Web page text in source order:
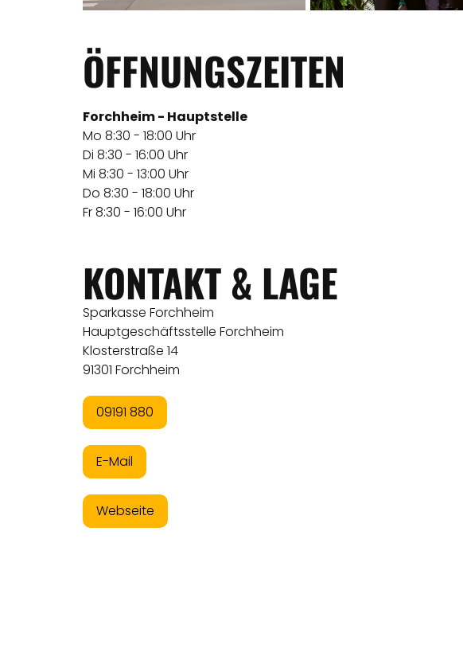
ÖFFNUNGSZEITEN
Forchheim - Hauptstelle
Mo 8:30 - 18:00 Uhr
Di 8:30 - 16:00 Uhr
Mi 8:30 - 13:00 Uhr
Do 8:30 - 18:00 Uhr
Fr 8:30 - 16:00 Uhr
KONTAKT & LAGE
Sparkasse Forchheim
Hauptgeschäftsstelle Forchheim
Klosterstraße 14
91301 Forchheim
09191 880
E-Mail
Webseite